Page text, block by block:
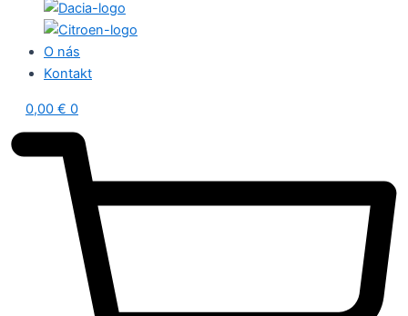
O nás
Kontakt
0,00 € 0